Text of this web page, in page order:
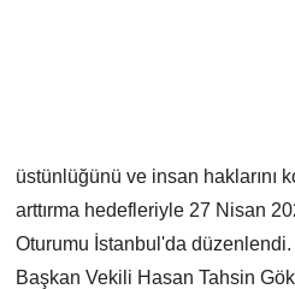
üstünlüğünü ve insan haklarını
arttırma hedefleriyle 27 Nisan
Oturumu İstanbul'da
Başkan Vekili Hasan Tahsin